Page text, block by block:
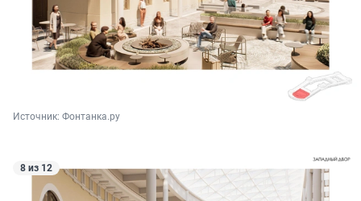
Источник: Фонтанка.ру
8 из 12